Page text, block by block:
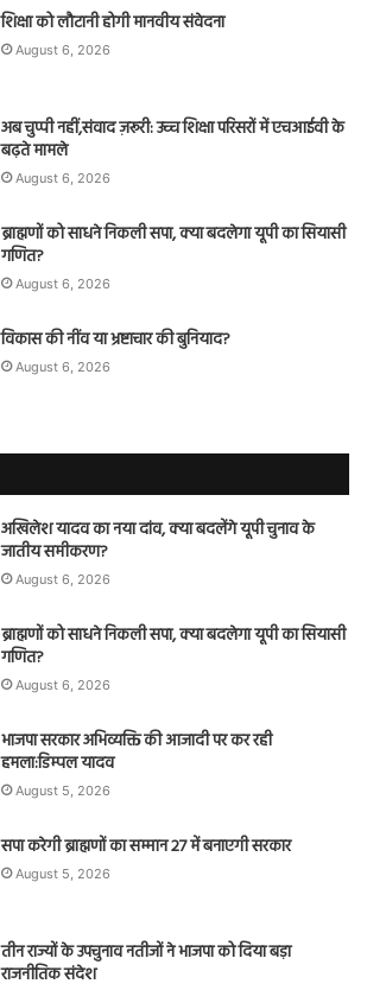
शिक्षा को लौटानी होगी मानवीय संवेदना
August 6, 2026
अब चुप्पी नहीं,संवाद ज़रूरी: उच्च शिक्षा परिसरों में एचआईवी के
बढ़ते मामले
August 6, 2026
ब्राह्मणों को साधने निकली सपा, क्या बदलेगा यूपी का सियासी
गणित?
August 6, 2026
विकास की नींव या भ्रष्टाचार की बुनियाद?
August 6, 2026
अखिलेश यादव का नया दांव, क्या बदलेंगे यूपी चुनाव के
जातीय समीकरण?
August 6, 2026
ब्राह्मणों को साधने निकली सपा, क्या बदलेगा यूपी का सियासी
गणित?
August 6, 2026
भाजपा सरकार अभिव्यक्ति की आजादी पर कर रही
हमला:डिम्पल यादव
August 5, 2026
सपा करेगी ब्राह्मणों का सम्मान 27 में बनाएगी सरकार
August 5, 2026
तीन राज्यों के उपचुनाव नतीजों ने भाजपा को दिया बड़ा
राजनीतिक संदेश